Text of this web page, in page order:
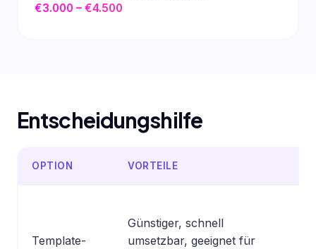
€3.000 – €4.500
Entscheidungshilfe
OPTION VORTEILE
Template-
Günstiger, schnell
umsetzbar, geeignet für